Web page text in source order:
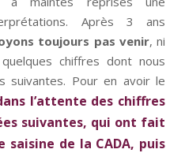
Après 3 ans
toujours pas venir, ni
chiffres dont nous
suivantes. Pour en avoir le
l’attente des chiffres
suivantes, qui ont fait
saisine de la CADA, puis